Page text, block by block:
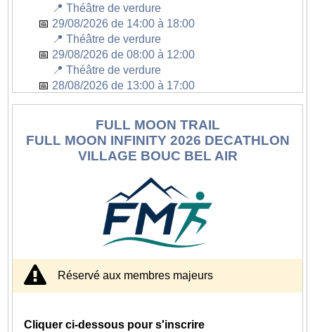
📍 Théâtre de verdure
29/08/2026 de 14:00 à 18:00
📍 Théâtre de verdure
29/08/2026 de 08:00 à 12:00
📍 Théâtre de verdure
28/08/2026 de 13:00 à 17:00
Le Martigues Metal Fest est un festival de rock/metal
organisé au Théâtre de Verdure, en bord de l'étang
de Berre, à Martigues. 6 groupes locaux, un belle
scène, un point de vue incroyable, une ambiance très
"cool" où on va bien s'amuser. On commence à
s'installer le 28 août, on termine le 29 août au matin,
minuit. Démontage le soir même. On termine le 30
août en fin de journée.
événement que l'association GROUDOUDOU vous
FULL MOON TRAIL
FULL MOON INFINITY 2026 DECATHLON
VILLAGE BOUC BEL AIR
Réservé aux membres majeurs
Cliquer ci-dessous pour s'inscrire